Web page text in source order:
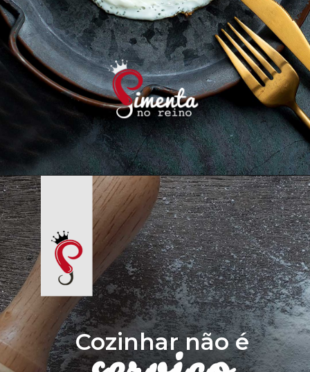
Cozinhar não é